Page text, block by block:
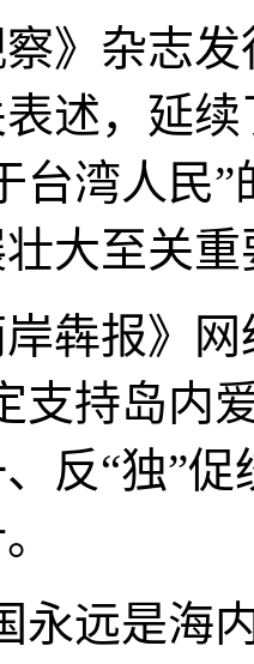
杂志发
述，延
台湾人民
大至关重
报》网
支持岛内
反“独”
远是海内